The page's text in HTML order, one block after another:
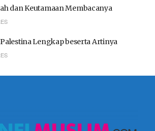
dan Keutamaan Membacanya
Lengkap beserta Artinya